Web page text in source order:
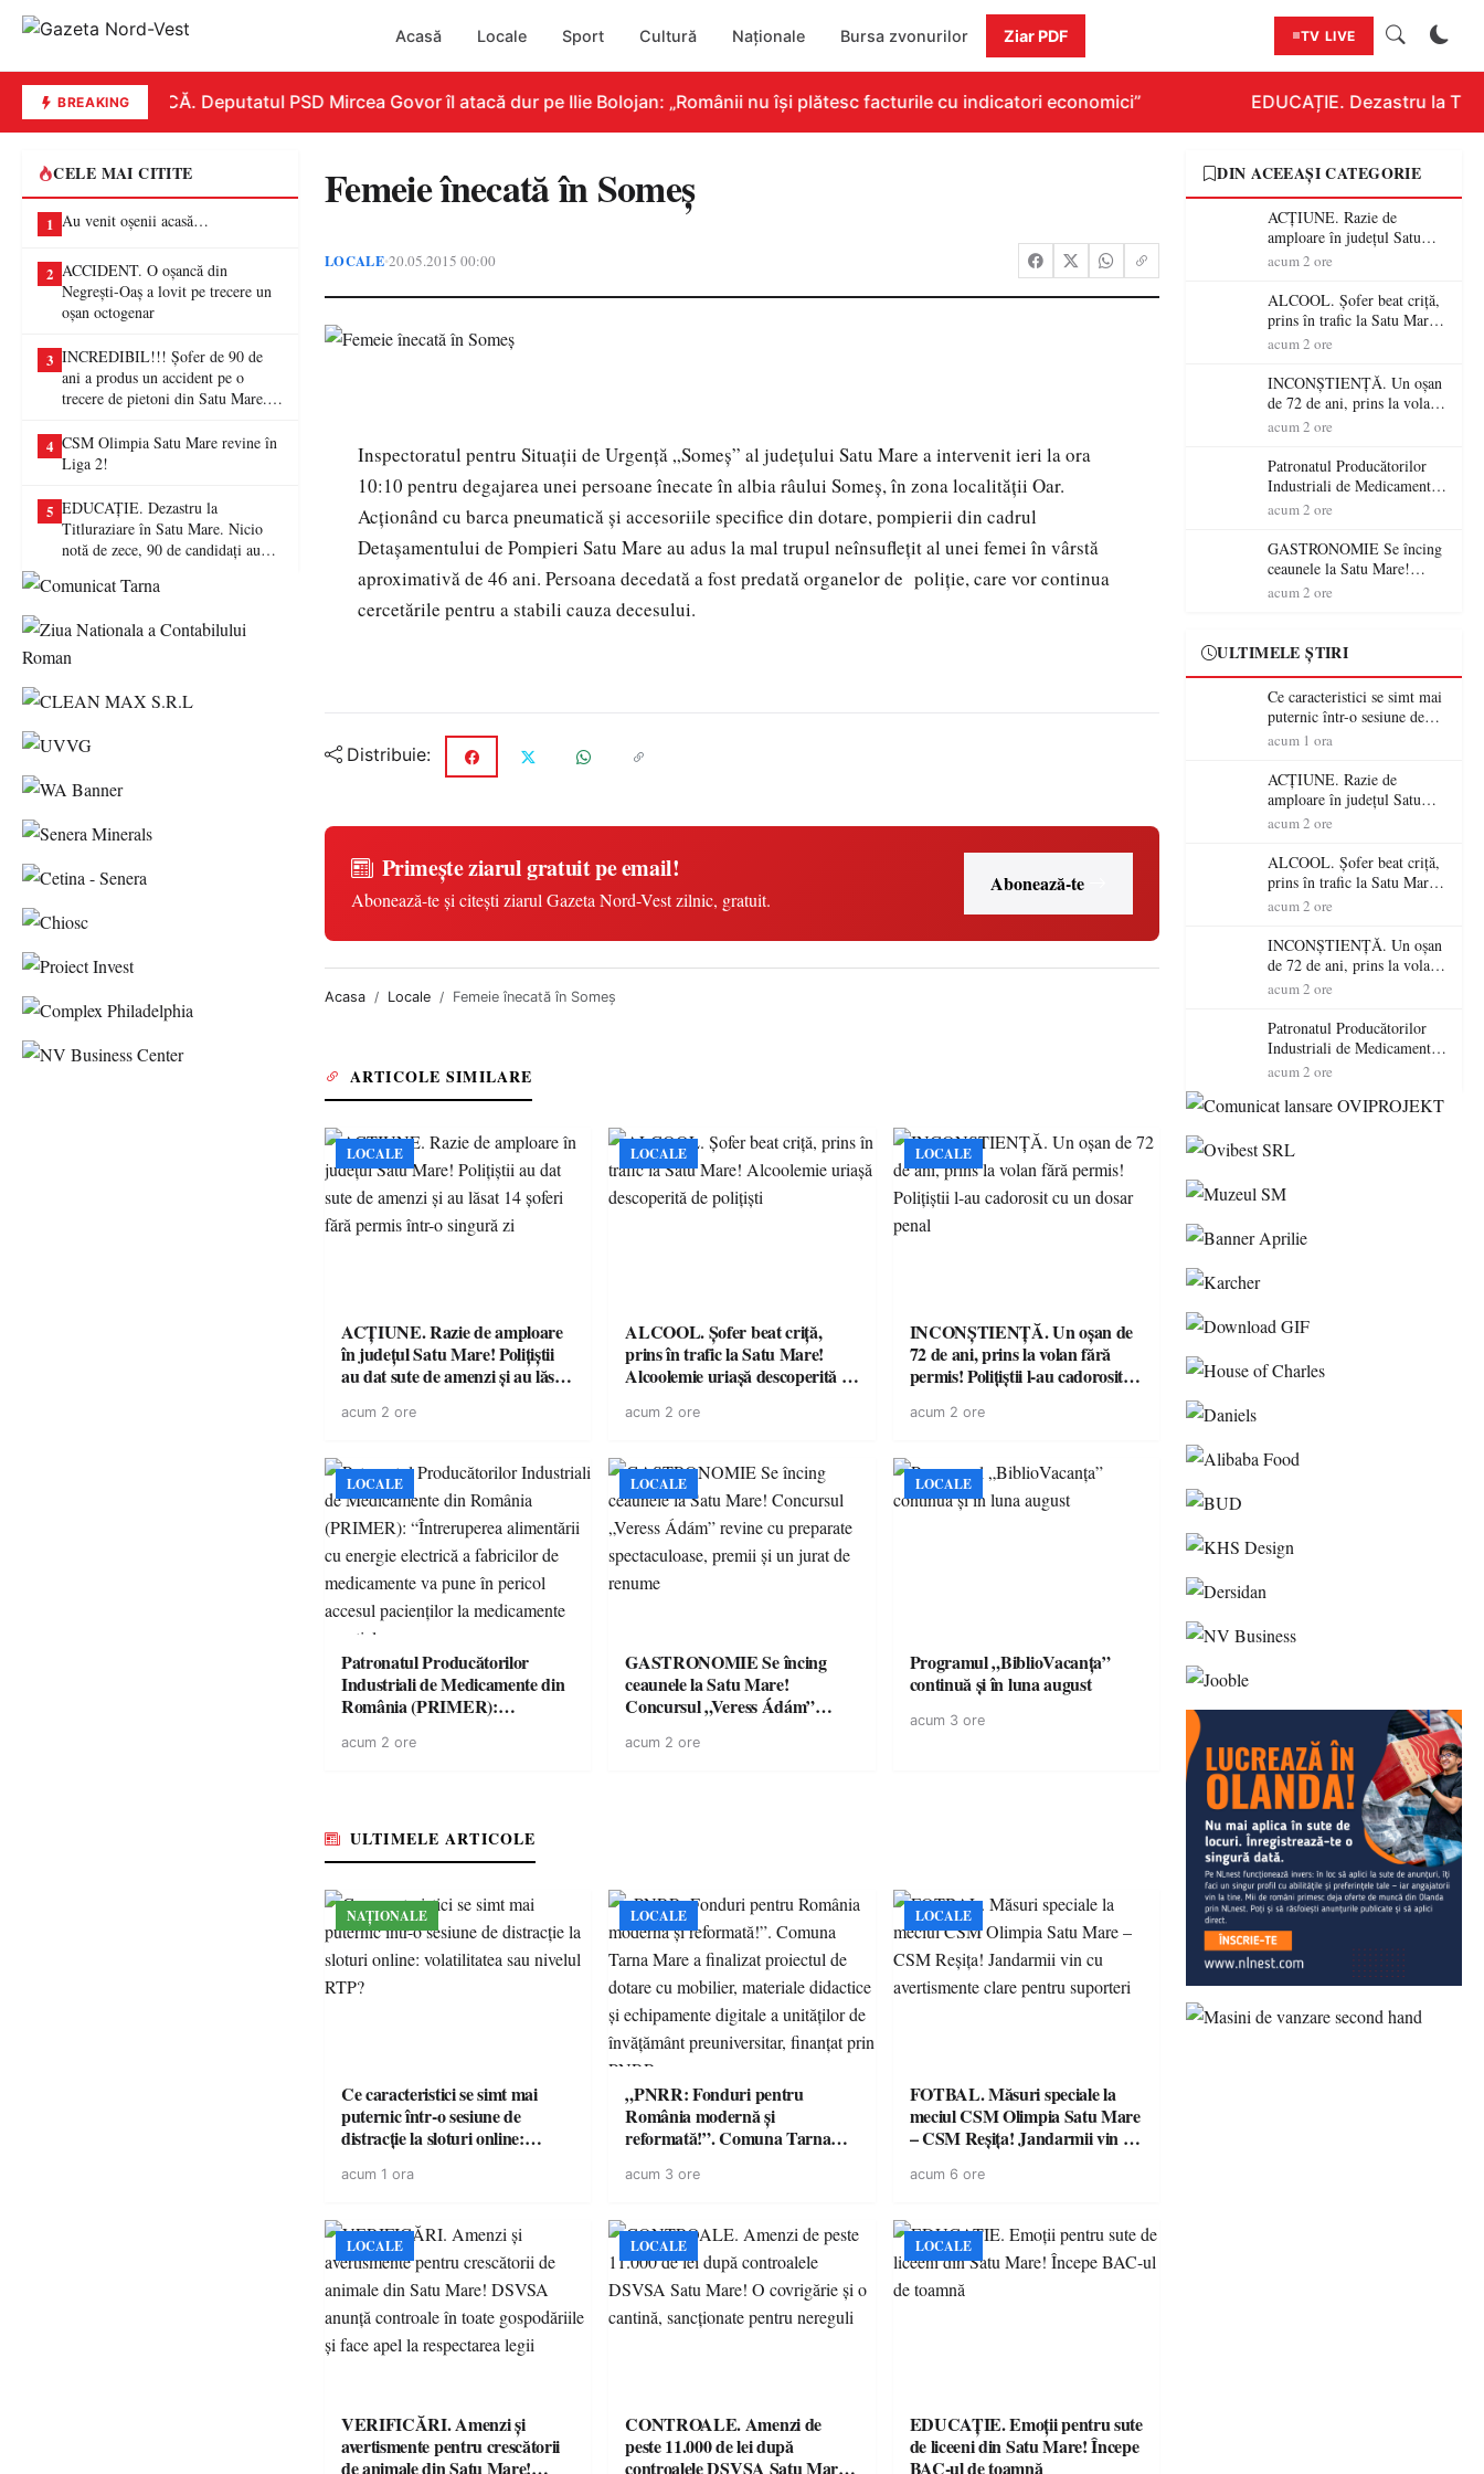
Acasă Locale Sport Cultură Naționale Bursa zvonurilor Ziar PDF TV LIVE
BREAKINGREPLICĂ. Deputatul PSD Mircea Govor îl atacă dur pe Ilie Bolojan: „Românii nu își plătesc facturile cu indicatori economici” EDUCAȚIE. Dezastru la
CELE MAI CITITE
1 Au venit oșenii acasă…
2 ACCIDENT. O oșancă din
Negrești-Oaș a lovit pe trecere un
oșan octogenar
3 INCREDIBIL!!! Șofer de 90 de
ani a produs un accident pe o
trecere de pietoni din Satu Mare. O
4 CSM Olimpia Satu Mare revine în
Liga 2!
5 EDUCAȚIE. Dezastru la
Titluraziare în Satu Mare. Nicio
notă de zece, 90 de candidați au
Femeie înecată în Someş
LOCALE•20.05.2015 00:00
Inspectoratul pentru Situaţii de Urgenţă „Someş” al judeţului Satu Mare a intervenit ieri la ora
10:10 pentru degajarea unei persoane înecate în albia râului Someş, în zona localităţii Oar.
Acţionând cu barca pneumatică şi accesoriile specifice din dotare, pompierii din cadrul
Detaşamentului de Pompieri Satu Mare au adus la mal trupul neînsufleţit al unei femei în vârstă
aproximativă de 46 ani. Persoana decedată a fost predată organelor de poliţie, care vor continua
cercetările pentru a stabili cauza decesului.
Distribuie:
Primește ziarul gratuit pe email!
Abonează-te și citești ziarul Gazeta Nord-Vest zilnic, gratuit.
Abonează-te
Acasa Locale Femeie înecată în Someş
ARTICOLE SIMILARE
LOCALE
ACȚIUNE. Razie de amploare
în județul Satu Mare! Polițiștii
au dat sute de amenzi și au lăsat
singură zi
acum 2 ore
LOCALE
ALCOOL. Șofer beat criță,
prins în trafic la Satu Mare!
Alcoolemie uriașă descoperită de
acum 2 ore
LOCALE
INCONȘTIENȚĂ. Un oșan de
72 de ani, prins la volan fără
permis! Polițiștii l-au cadorosit
acum 2 ore
LOCALE
Patronatul Producătorilor
Industriali de Medicamente din
România (PRIMER):
energie electrică a fabricilor de
acum 2 ore
LOCALE
GASTRONOMIE Se încing
ceaunele la Satu Mare!
Concursul „Veress Ádám”
spectaculoase, premii și un jurat
acum 2 ore
LOCALE
Programul „BiblioVacanța”
continuă și în luna august
acum 3 ore
ULTIMELE ARTICOLE
NAȚIONALE
Ce caracteristici se simt mai
puternic într-o sesiune de
distracție la sloturi online:
acum 1 ora
LOCALE
„PNRR: Fonduri pentru
România modernă și
reformată!”. Comuna Tarna
dotare cu mobilier, materiale
a unităților de învățământ
preuniversitar, finanțat prin
PNRR
acum 3 ore
LOCALE
FOTBAL. Măsuri speciale la
meciul CSM Olimpia Satu Mare
– CSM Reșița! Jandarmii vin cu
suporteri
acum 6 ore
LOCALE
VERIFICĂRI. Amenzi și
avertismente pentru crescătorii
de animale din Satu Mare!
LOCALE
CONTROALE. Amenzi de
peste 11.000 de lei după
controalele DSVSA Satu Mare!
LOCALE
EDUCAȚIE. Emoții pentru sute
de liceeni din Satu Mare! Începe
BAC-ul de toamnă
DIN ACEEAȘI CATEGORIE
ACȚIUNE. Razie de
amploare în județul Satu
Mare! Polițiștii au dat sute
șoferi fără permis într-o
singură zi
acum 2 ore
ALCOOL. Șofer beat criță,
prins în trafic la Satu Mare!
Alcoolemie uriașă
acum 2 ore
INCONȘTIENȚĂ. Un oșan
de 72 de ani, prins la volan
fără permis! Polițiștii l-au
acum 2 ore
Patronatul Producătorilor
Industriali de Medicamente
din România (PRIMER):
energie electrică a fabricilor
de medicamente va pune în
pericol accesul pacienților la
medicamente esențiale
acum 2 ore
GASTRONOMIE Se încing
ceaunele la Satu Mare!
Concursul „Veress Ádám”
jurat de renume
acum 2 ore
ULTIMELE ȘTIRI
Ce caracteristici se simt mai
puternic într-o sesiune de
distracție la sloturi online:
RTP?
acum 1 ora
ACȚIUNE. Razie de
amploare în județul Satu
Mare! Polițiștii au dat sute
șoferi fără permis într-o
singură zi
acum 2 ore
ALCOOL. Șofer beat criță,
prins în trafic la Satu Mare!
Alcoolemie uriașă
acum 2 ore
INCONȘTIENȚĂ. Un oșan
de 72 de ani, prins la volan
fără permis! Polițiștii l-au
acum 2 ore
Patronatul Producătorilor
Industriali de Medicamente
din România (PRIMER):
energie electrică a fabricilor
pericol accesul pacienților la
acum 2 ore